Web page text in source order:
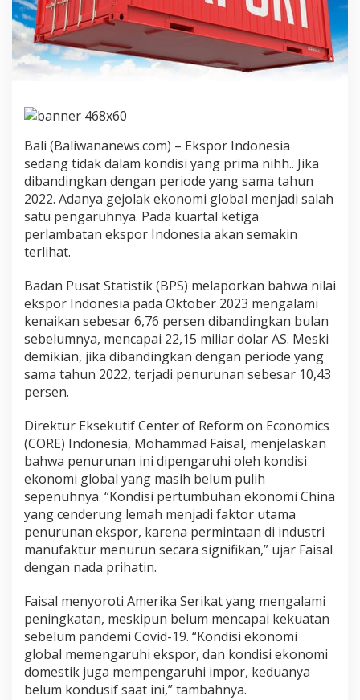
k
A
i
b
o
n
o
m
i
G
o
l
M
r
o
s
o
Bali (Baliwananews.com) – Ekspor Indonesia
sedang tidak dalam kondisi yang prima nihh.. Jika
dibandingkan dengan periode yang sama tahun
2022. Adanya gejolak ekonomi global menjadi salah
satu pengaruhnya. Pada kuartal ketiga
perlambatan ekspor Indonesia akan semakin
terlihat.
Badan Pusat Statistik (BPS) melaporkan bahwa nilai
ekspor Indonesia pada Oktober 2023 mengalami
kenaikan sebesar 6,76 persen dibandingkan bulan
sebelumnya, mencapai 22,15 miliar dolar AS. Meski
demikian, jika dibandingkan dengan periode yang
sama tahun 2022, terjadi penurunan sebesar 10,43
persen.
Direktur Eksekutif Center of Reform on Economics
(CORE) Indonesia, Mohammad Faisal, menjelaskan
bahwa penurunan ini dipengaruhi oleh kondisi
ekonomi global yang masih belum pulih
sepenuhnya. “Kondisi pertumbuhan ekonomi China
yang cenderung lemah menjadi faktor utama
penurunan ekspor, karena permintaan di industri
manufaktur menurun secara signifikan,” ujar Faisal
dengan nada prihatin.
Faisal menyoroti Amerika Serikat yang mengalami
peningkatan, meskipun belum mencapai kekuatan
sebelum pandemi Covid-19. “Kondisi ekonomi
global memengaruhi ekspor, dan kondisi ekonomi
domestik juga mempengaruhi impor, keduanya
belum kondusif saat ini,” tambahnya.